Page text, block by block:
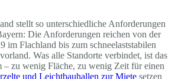
stellt so unterschiedliche Anforderungen
Die Anforderungen reichen von der
im Flachland bis zum schneelaststabilen
Was alle Standorte verbindet, ist das
– zu wenig Fläche, zu wenig Zeit für einen
und Leichtbauhallen zur Miete setzen